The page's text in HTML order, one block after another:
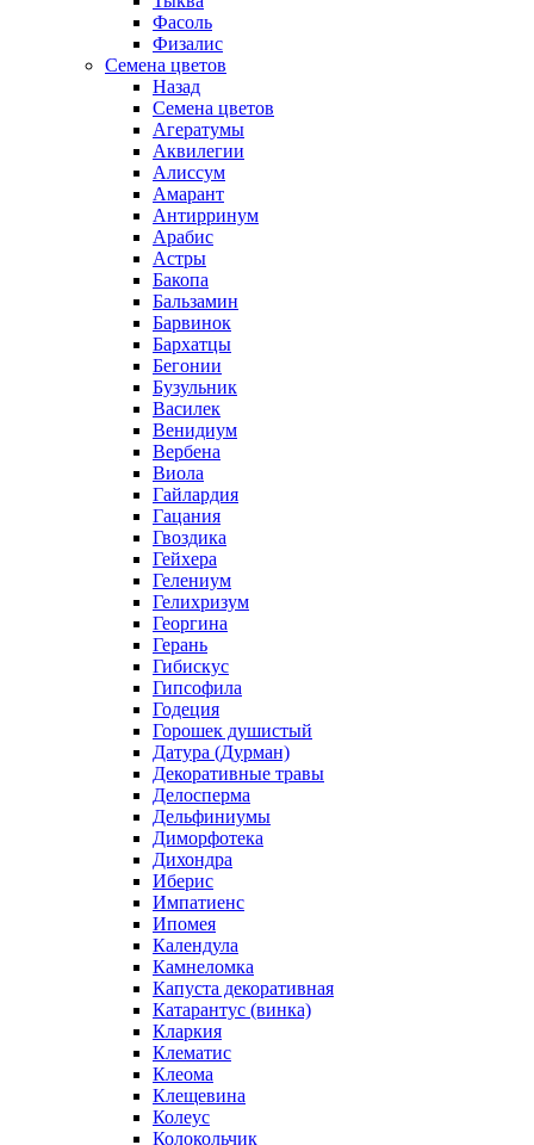
Фасоль
Физалис
Семена цветов
Назад
Семена цветов
Агератумы
Аквилегии
Алиссум
Амарант
Антирринум
Арабис
Астры
Бакопа
Бальзамин
Барвинок
Бархатцы
Бегонии
Бузульник
Василек
Венидиум
Вербена
Виола
Гайлардия
Гацания
Гвоздика
Гейхера
Гелениум
Гелихризум
Георгина
Герань
Гибискус
Гипсофила
Годеция
Горошек душистый
Датура (Дурман)
Декоративные травы
Делосперма
Дельфиниумы
Диморфотека
Дихондра
Иберис
Импатиенс
Ипомея
Календула
Камнеломка
Капуста декоративная
Катарантус (винка)
Кларкия
Клематис
Клеома
Клещевина
Колеус
Колокольчик